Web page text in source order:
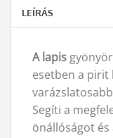
LEÍRÁS
A lapis
esetben a pirit
Segíti a
önállóságot